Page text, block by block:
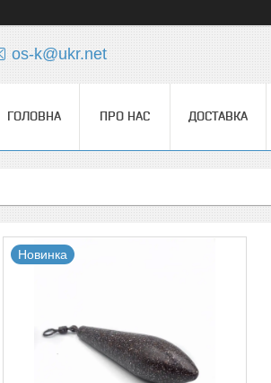
os-k@ukr.net
ГОЛОВНА ПРО НАС ДОСТАВКА
Новинка